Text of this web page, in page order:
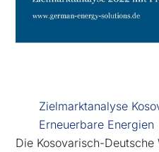
Zielmarktanalyse
Erneuerbare Energien
Die Kosovarisch-